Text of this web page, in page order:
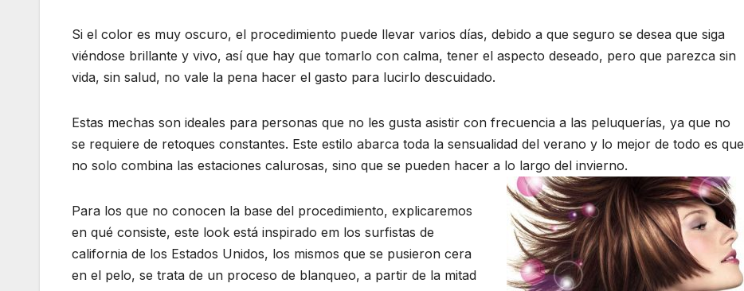
Si el color es muy oscuro, el procedimiento puede llevar varios días, debido a que seguro se desea que siga
viéndose brillante y vivo, así que hay que tomarlo con calma, tener el aspecto deseado, pero que parezca sin
vida, sin salud, no vale la pena hacer el gasto para lucirlo descuidado.
Estas mechas son ideales para personas que no les gusta asistir con frecuencia a las peluquerías, ya que no
se requiere de retoques constantes. Este estilo abarca toda la sensualidad del verano y lo mejor de todo es que
no solo combina las estaciones calurosas, sino que se pueden hacer a lo largo del invierno.
Para los que no conocen la base del procedimiento, explicaremos
en qué consiste, este look está inspirado em los surfistas de
california de los Estados Unidos, los mismos que se pusieron cera
en el pelo, se trata de un proceso de blanqueo, a partir de la mitad